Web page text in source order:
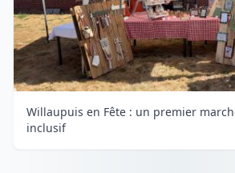
Willaupuis en Fête : un premier
inclusif